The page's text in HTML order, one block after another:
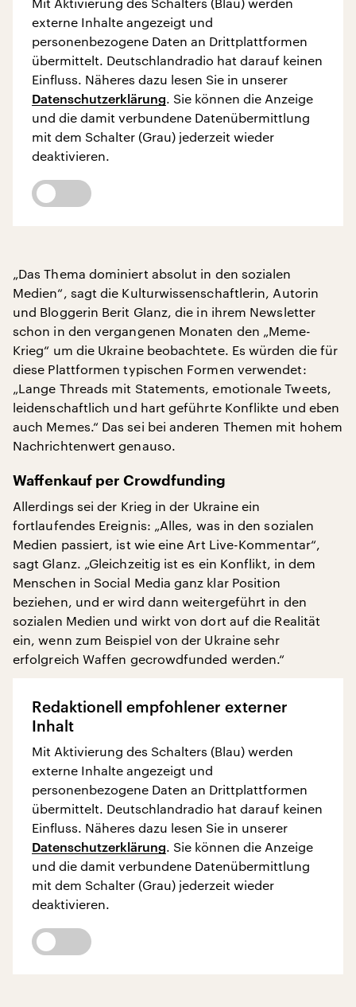
externe Inhalte angezeigt und
personenbezogene Daten an Drittplattformen
übermittelt. Deutschlandradio hat darauf keinen
Einfluss. Näheres dazu lesen Sie in unserer
Datenschutzerklärung. Sie können die Anzeige
und die damit verbundene Datenübermittlung
mit dem Schalter (Grau) jederzeit wieder
deaktivieren.
„Das Thema dominiert absolut in den sozialen
Medien“, sagt die Kulturwissenschaftlerin, Autorin
und Bloggerin Berit Glanz, die in ihrem Newsletter
schon in den vergangenen Monaten den „Meme-
Krieg“ um die Ukraine beobachtete. Es würden die für
diese Plattformen typischen Formen verwendet:
„Lange Threads mit Statements, emotionale Tweets,
leidenschaftlich und hart geführte Konflikte und eben
auch Memes.“ Das sei bei anderen Themen mit hohem
Nachrichtenwert genauso.
Waffenkauf per Crowdfunding
Allerdings sei der Krieg in der Ukraine ein
fortlaufendes Ereignis: „Alles, was in den sozialen
Medien passiert, ist wie eine Art Live-Kommentar“,
sagt Glanz. „Gleichzeitig ist es ein Konflikt, in dem
Menschen in Social Media ganz klar Position
beziehen, und er wird dann weitergeführt in den
sozialen Medien und wirkt von dort auf die Realität
ein, wenn zum Beispiel von der Ukraine sehr
erfolgreich Waffen gecrowdfunded werden.“
Redaktionell empfohlener externer
Inhalt
Mit Aktivierung des Schalters (Blau) werden
externe Inhalte angezeigt und
personenbezogene Daten an Drittplattformen
übermittelt. Deutschlandradio hat darauf keinen
Einfluss. Näheres dazu lesen Sie in unserer
Datenschutzerklärung. Sie können die Anzeige
und die damit verbundene Datenübermittlung
mit dem Schalter (Grau) jederzeit wieder
deaktivieren.